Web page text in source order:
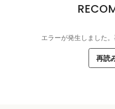
エラーが発生しました
再読